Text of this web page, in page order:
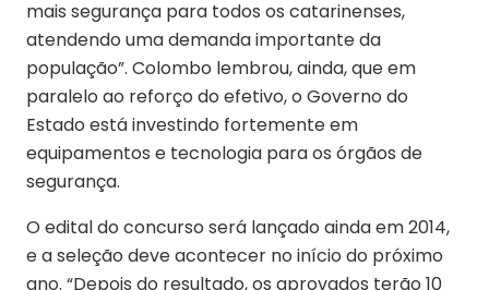
mais segurança para todos os catarinenses,
atendendo uma demanda importante da
população”. Colombo lembrou, ainda, que em
paralelo ao reforço do efetivo, o Governo do
Estado está investindo fortemente em
equipamentos e tecnologia para os órgãos de
segurança.
O edital do concurso será lançado ainda em 2014,
e a seleção deve acontecer no início do próximo
ano. “Depois do resultado, os aprovados terão 10